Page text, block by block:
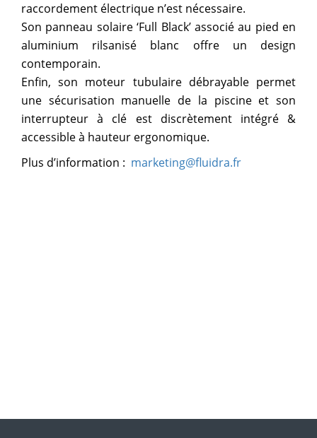
raccordement électrique n’est nécessaire.
Son panneau solaire ‘Full Black’ associé au pied en
aluminium rilsanisé blanc offre un design
contemporain.
Enfin, son moteur tubulaire débrayable permet
une sécurisation manuelle de la piscine et son
interrupteur à clé est discrètement intégré &
accessible à hauteur ergonomique.
Plus d’information : marketing@fluidra.fr